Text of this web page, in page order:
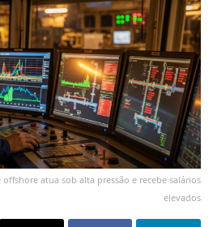
atua sob alta pressão e recebe salários
elevados